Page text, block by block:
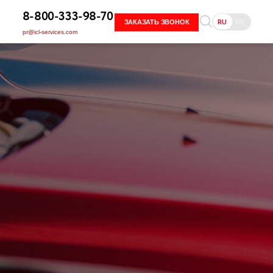
8-800-333-98-70
pr@icl-services.com
ЗАКАЗАТЬ ЗВОНОК RU